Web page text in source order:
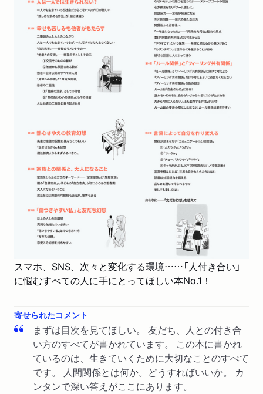
WEB 2018/09/19
NHK NEWS WEBで紹介されました。
2018/09/16
静岡新聞「気になる本」で紹介されました。
2018/09/15
NHK「おはよう日本」で特集されました。
ほんのひきだしで紹介されました。
flierで紹介されました。「戦略的コミュニケーションのスス
メ 「他人」と「自分」を考える5冊」
2018/09/02
毎日新聞「この1冊」で紹介されました。
「サンデー毎日」8/19-26号で紹介されました。（評者：南
沢奈央さん）
新聞 2018/08/02
毎日新聞「特集ワイド」で紹介されました。
2018/07/29
TBS系列「林先生が驚く初耳学！」で林修先生に紹介されま
した。
スマホ、SNS、次々と変化する環境……「人付き合い」
に悩むすべての人に手にとってほしい本No.1！
寄せられたコメント
まずは目次を見てほしい。 友だち、人との付き合
い方のすべてが書かれています。 この本に書かれ
ているのは、生きていくために大切なことのすべて
です。 人間関係とは何か。どうすればいいか。 カ
ンタンで深い答えがここにあります。